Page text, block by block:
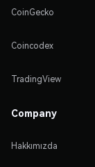
CoinGecko
Coincodex
TradingView
Company
Hakkımızda